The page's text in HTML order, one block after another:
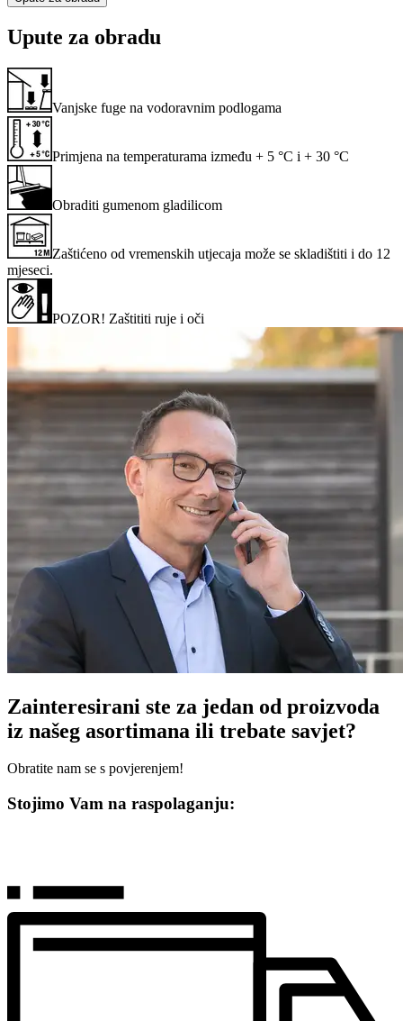
Upute za obradu
Vanjske fuge na vodoravnim podlogama
Primjena na temperaturama između + 5 °C i + 30 °C
Obraditi gumenom gladilicom
Zaštićeno od vremenskih utjecaja može se skladištiti i do 12
mjeseci.
POZOR! Zaštititi ruje i oči
Zainteresirani ste za jedan od proizvoda
iz našeg asortimana ili trebate savjet?
Obratite nam se s povjerenjem!
Stojimo Vam na raspolaganju: